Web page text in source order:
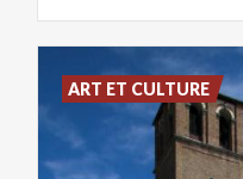
ART ET CULTURE